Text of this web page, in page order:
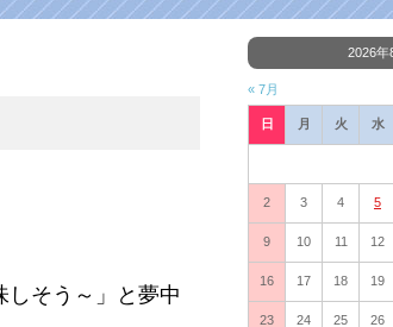
しそう～」と夢中
2026年
« 7月
日 月 火 水
2 3 4 5
9 10 11 12
16 17 18 19
23 24 25 26